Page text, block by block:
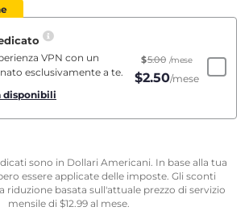
VPN con un
esclusivamente a te.
disponibili
$5.00 /mese
$2.50/mese
sono in Dollari Americani. In base alla tua
essere applicate delle imposte. Gli sconti
riduzione basata sull'attuale prezzo di servizio
mensile di $12.99al mese.